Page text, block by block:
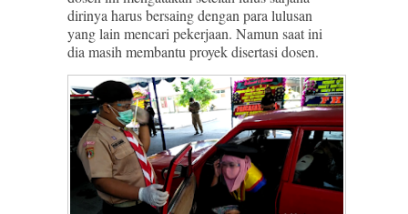
dirinya harus bersaing dengan para lulusan
yang lain mencari pekerjaan. Namun saat ini
dia masih membantu proyek disertasi dosen.